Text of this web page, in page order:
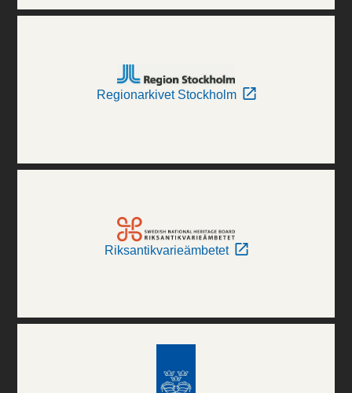
Regionarkivet Stockholm
Riksantikvarieämbetet